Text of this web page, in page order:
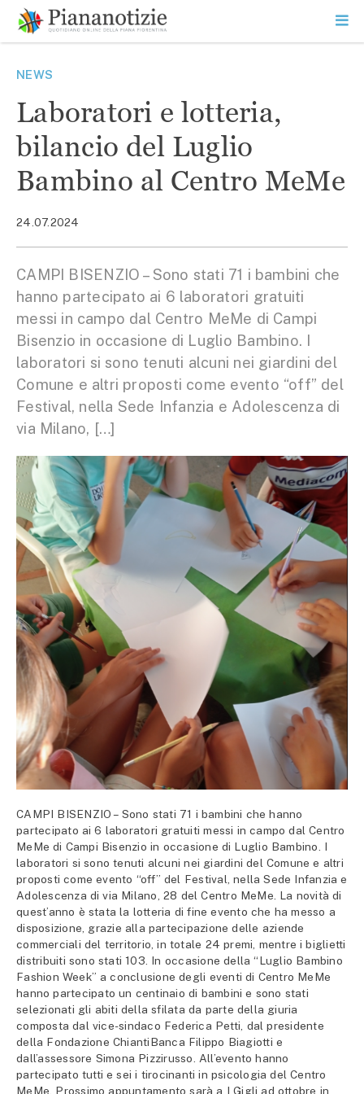
contenuto
SEARCH
NEWS
Laboratori e lotteria,
bilancio del Luglio
Bambino al Centro MeMe
24.07.2024
CAMPI BISENZIO – Sono stati 71 i bambini che
hanno partecipato ai 6 laboratori gratuiti
messi in campo dal Centro MeMe di Campi
Bisenzio in occasione di Luglio Bambino. I
laboratori si sono tenuti alcuni nei giardini del
Comune e altri proposti come evento “off” del
Festival, nella Sede Infanzia e Adolescenza di
via Milano, […]
CAMPI BISENZIO – Sono stati 71 i bambini che hanno
partecipato ai 6 laboratori gratuiti messi in campo dal Centro
MeMe di Campi Bisenzio in occasione di Luglio Bambino. I
laboratori si sono tenuti alcuni nei giardini del Comune e altri
proposti come evento “off” del Festival, nella Sede Infanzia e
Adolescenza di via Milano, 28 del Centro MeMe. La novità di
quest’anno è stata la lotteria di fine evento che ha messo a
disposizione, grazie alla partecipazione delle aziende
commerciali del territorio, in totale 24 premi, mentre i biglietti
distribuiti sono stati 103. In occasione della “Luglio Bambino
Fashion Week” a conclusione degli eventi di Centro MeMe
hanno partecipato un centinaio di bambini e sono stati
selezionati gli abiti della sfilata da parte della giuria
composta dal vice-sindaco Federica Petti, dal presidente
della Fondazione ChiantiBanca Filippo Biagiotti e
dall’assessore Simona Pizzirusso. All’evento hanno
partecipato tutti e sei i tirocinanti in psicologia del Centro
MeMe. Prossimo appuntamento sarà a I Gigli ad ottobre in